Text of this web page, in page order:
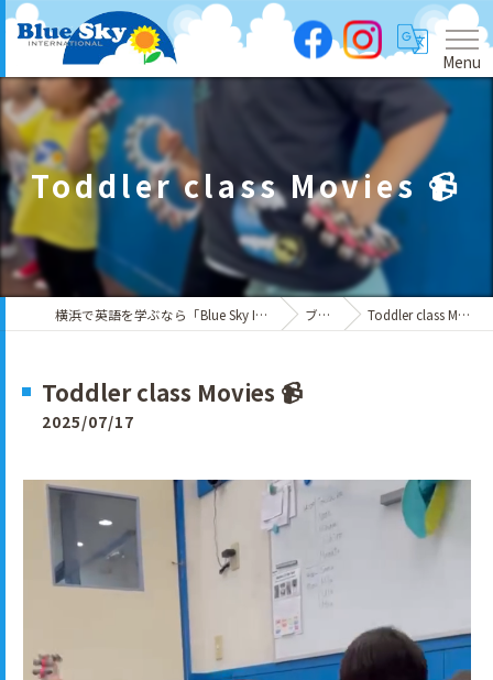
Menu
Toddler class Movies 📹
横浜で英語を学ぶなら「Blue Sky International」 ブログ Toddler class Movies 📹
Toddler class Movies 📹
2025/07/17